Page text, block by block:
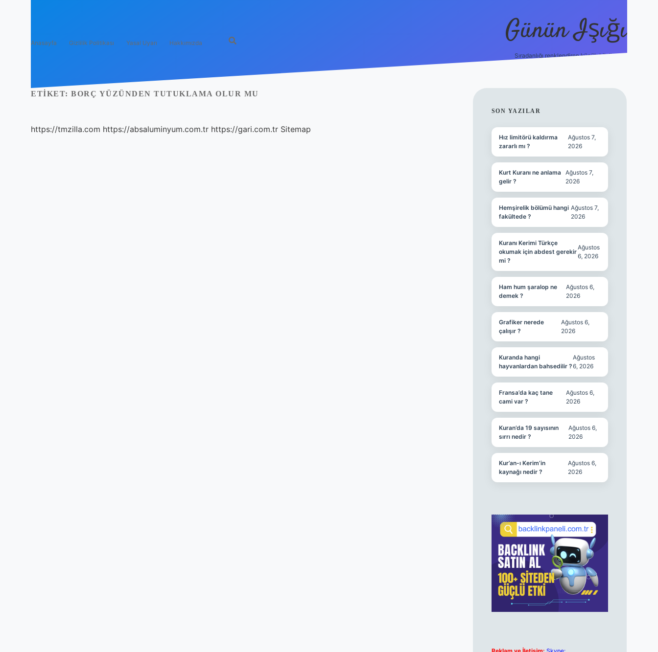
Anasayfa Gizlilik Politikası Yasal Uyarı Hakkımızda Günün Işığı
Sıradanlığı renklendiren küçük bilgiler.
ETIKET: BORÇ YÜZÜNDEN TUTUKLAMA OLUR MU
https://tmzilla.com https://absaluminyum.com.tr https://gari.com.tr Sitemap
SIDEBAR
SON YAZILAR
Hız limitörü kaldırma
zararlı mı ?
Ağustos 7,
2026
Kurt Kuranı ne anlama
gelir ?
Ağustos 7,
2026
Hemşirelik bölümü hangi
fakültede ?
Ağustos 7,
2026
Kuranı Kerimi Türkçe
okumak için abdest gerekir
mi ?
Ağustos
6, 2026
Ham hum şaralop ne
demek ?
Ağustos 6,
2026
Grafiker nerede
çalışır ?
Ağustos 6,
2026
Kuranda hangi
hayvanlardan bahsedilir ?
Ağustos
6, 2026
Fransa’da kaç tane
cami var ?
Ağustos 6,
2026
Kuran’da 19 sayısının
sırrı nedir ?
Ağustos 6,
2026
Kur’an-ı Kerim’in
kaynağı nedir ?
Ağustos 6,
2026
grand opera bet